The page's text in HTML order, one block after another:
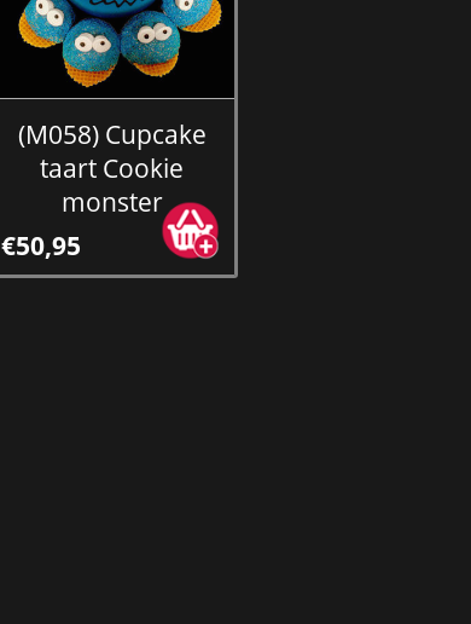
(M058) Cupcake
taart Cookie
monster
€50,95